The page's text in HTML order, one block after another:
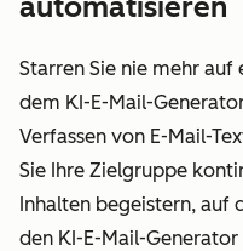
Starren Sie nie mehr auf
dem KI-E-Mail-
Verfassen von E-Mail-
Sie Ihre Zielgruppe
Inhalten begeistern, auf
den KI-E-Mail-